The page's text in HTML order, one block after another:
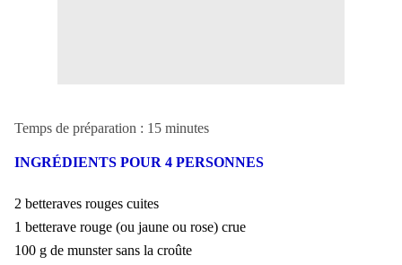
Temps de préparation : 15 minutes
INGRÉDIENTS POUR 4 PERSONNES
2 betteraves rouges cuites
1 betterave rouge (ou jaune ou rose) crue
100 g de munster sans la croûte